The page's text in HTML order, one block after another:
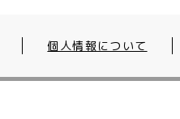
個人情報について